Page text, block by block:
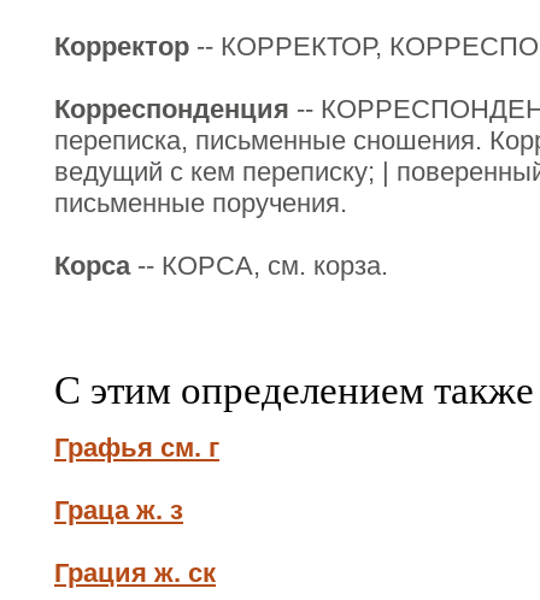
Корректор -- КОРРЕКТОР,
Корреспонденция --
переписка, письменные сношения.
ведущий с кем переписку; |
письменные поручения.
Корса-- КОРСА, см. корза.
С этим определением
Графья см. г
Граца ж. з
Грация ж. ск